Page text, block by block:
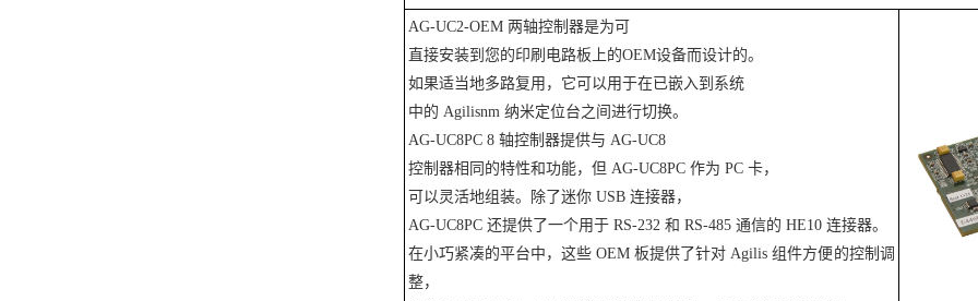
AG-UC2-OEM 两轴控制器是为可
直接安装到您的印刷电路板上的OEM设备而设计的。
如果适当地多路复用，它可以用于在已嵌入到系统
中的 Agilisnm 纳米定位台之间进行切换。
AG-UC8PC 8 轴控制器提供与 AG-UC8
控制器相同的特性和功能，但 AG-UC8PC 作为 PC 卡，
可以灵活地组装。除了迷你 USB 连接器，
AG-UC8PC 还提供了一个用于 RS-232 和 RS-485 通信的 HE10 连接器。
在小巧紧凑的平台中，这些 OEM 板提供了针对 Agilis 组件方便的控制调
整，